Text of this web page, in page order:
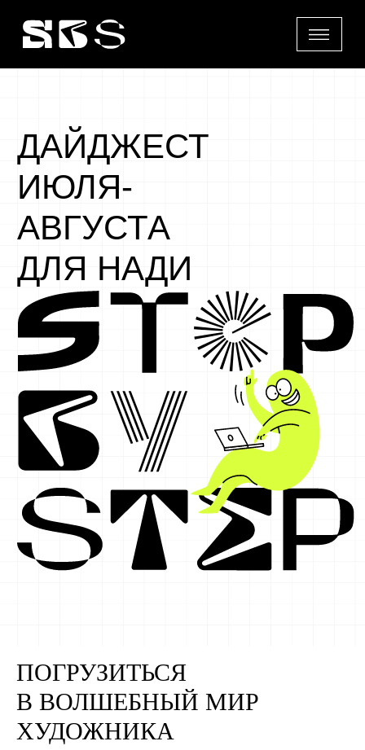
ИЮЛЯ-
АВГУСТА
ДЛЯ НАДИ
ПОГРУЗИТЬСЯ
В ВОЛШЕБНЫЙ МИР
ХУДОЖНИКА